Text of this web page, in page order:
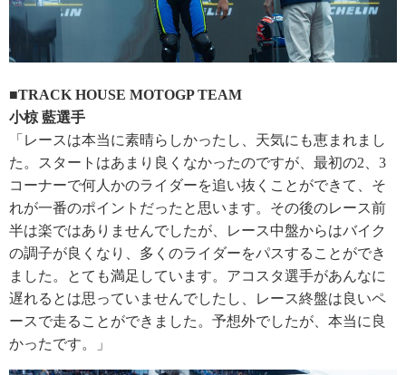
■TRACK HOUSE MOTOGP TEAM
小椋 藍選手
「レースは本当に素晴らしかったし、天気にも恵まれまし
た。スタートはあまり良くなかったのですが、最初の2、3
コーナーで何人かのライダーを追い抜くことができて、そ
れが一番のポイントだったと思います。その後のレース前
半は楽ではありませんでしたが、レース中盤からはバイク
の調子が良くなり、多くのライダーをパスすることができ
ました。とても満足しています。アコスタ選手があんなに
遅れるとは思っていませんでしたし、レース終盤は良いペ
ースで走ることができました。予想外でしたが、本当に良
かったです。」